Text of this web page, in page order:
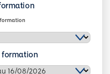
formation